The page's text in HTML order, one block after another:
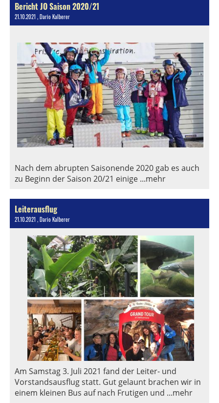
Bericht JO Saison 2020/21
21.10.2021 , Dario Kalberer
Nach dem abrupten Saisonende 2020 gab es auch
zu Beginn der Saison 20/21 einige ...mehr
Leiterausflug
21.10.2021 , Dario Kalberer
Am Samstag 3. Juli 2021 fand der Leiter- und
Vorstandsausflug statt. Gut gelaunt brachen wir in
einem kleinen Bus auf nach Frutigen und ...mehr